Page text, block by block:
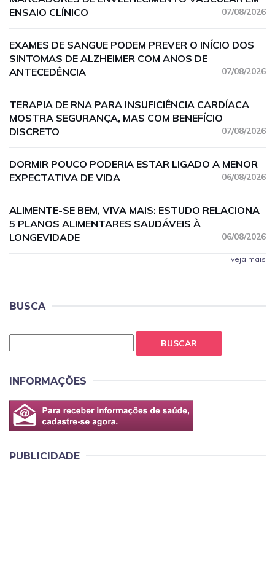
ENSAIO CLÍNICO
07/08/2026
EXAMES DE SANGUE PODEM PREVER O INÍCIO DOS
SINTOMAS DE ALZHEIMER COM ANOS DE
ANTECEDÊNCIA
07/08/2026
TERAPIA DE RNA PARA INSUFICIÊNCIA CARDÍACA
MOSTRA SEGURANÇA, MAS COM BENEFÍCIO
DISCRETO
07/08/2026
DORMIR POUCO PODERIA ESTAR LIGADO A MENOR
EXPECTATIVA DE VIDA
06/08/2026
ALIMENTE-SE BEM, VIVA MAIS: ESTUDO RELACIONA
5 PLANOS ALIMENTARES SAUDÁVEIS À
LONGEVIDADE
06/08/2026
veja mais
BUSCA
BUSCAR
INFORMAÇÕES
PUBLICIDADE